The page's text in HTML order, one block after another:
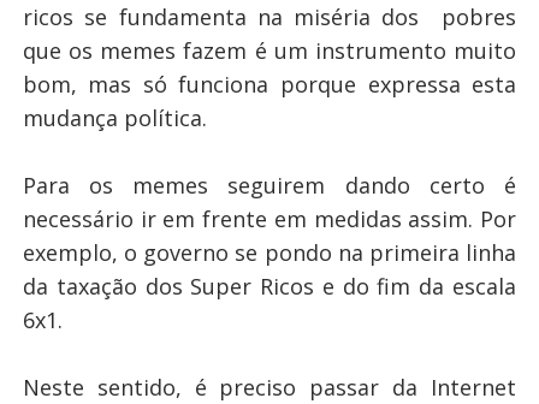
ricos se fundamenta na miséria dos pobres
que os memes fazem é um instrumento muito
bom, mas só funciona porque expressa esta
mudança política.
Para os memes seguirem dando certo é
necessário ir em frente em medidas assim. Por
exemplo, o governo se pondo na primeira linha
da taxação dos Super Ricos e do fim da escala
6x1.
Neste sentido, é preciso passar da Internet